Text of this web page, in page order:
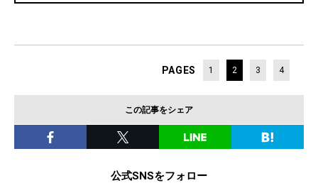
PAGES 1 2 3 4
この記事をシェア
公式SNSをフォロー